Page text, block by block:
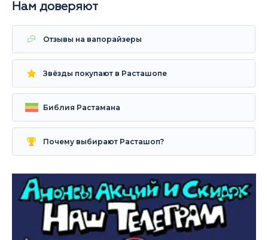
Нам доверяют
Отзывы на вапорайзеры
Звёзды покупают в Расташопе
Библия Растамана
Почему выбирают Расташоп?